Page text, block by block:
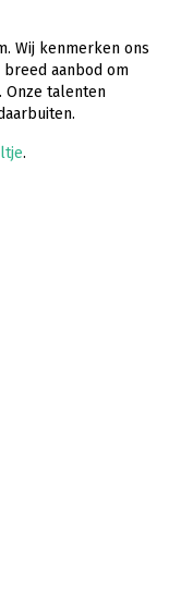
Wij kenmerken ons
aanbod om
Onze talenten
.